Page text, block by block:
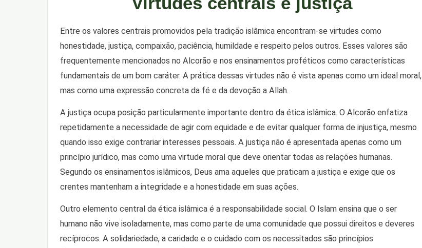
Entre os valores centrais promovidos pela tradição islâmica encontram-se virtudes como
honestidade, justiça, compaixão, paciência, humildade e respeito pelos outros. Esses valores são
frequentemente mencionados no Alcorão e nos ensinamentos proféticos como características
fundamentais de um bom caráter. A prática dessas virtudes não é vista apenas como um ideal moral,
mas como uma expressão concreta da fé e da devoção a Allah.
A justiça ocupa posição particularmente importante dentro da ética islâmica. O Alcorão enfatiza
repetidamente a necessidade de agir com equidade e de evitar qualquer forma de injustiça, mesmo
quando isso exige contrariar interesses pessoais. A justiça não é apresentada apenas como um
princípio jurídico, mas como uma virtude moral que deve orientar todas as relações humanas.
Segundo os ensinamentos islâmicos, Deus ama aqueles que praticam a justiça e exige que os
crentes mantenham a integridade e a honestidade em suas ações.
Outro elemento central da ética islâmica é a responsabilidade social. O Islam ensina que o ser
humano não vive isoladamente, mas como parte de uma comunidade que possui direitos e deveres
recíprocos. A solidariedade, a caridade e o cuidado com os necessitados são princípios